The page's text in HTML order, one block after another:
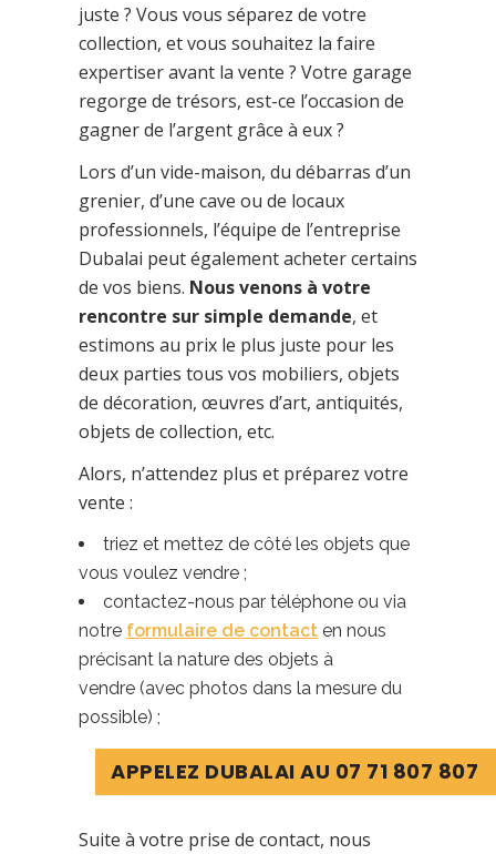
juste ? Vous vous séparez de votre
collection, et vous souhaitez la faire
expertiser avant la vente ? Votre garage
regorge de trésors, est-ce l’occasion de
gagner de l’argent grâce à eux ?
Lors d’un vide-maison, du débarras d’un
grenier, d’une cave ou de locaux
professionnels, l’équipe de l’entreprise
Dubalai peut également acheter certains
de vos biens. Nous venons à votre
rencontre sur simple demande, et
estimons au prix le plus juste pour les
deux parties tous vos mobiliers, objets
de décoration, œuvres d’art, antiquités,
objets de collection, etc.
Alors, n’attendez plus et préparez votre
vente :
triez et mettez de côté les objets que
vous voulez vendre ;
contactez-nous par téléphone ou via
notre formulaire de contact en nous
précisant la nature des objets à
vendre (avec photos dans la mesure du
possible) ;
APPELEZ DUBALAI AU 07 71 807 807
Suite à votre prise de contact, nous